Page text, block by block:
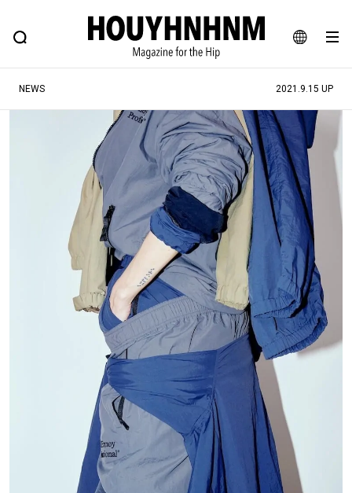
JA
EN
FEATURE BLOG SNAP
ヒップなファッション、カルチャー、ライフスタイルWEBマガジン
#SHOPPING ADDICT #憧れの逸品
#ESSENTIAL DESIGNS #古着サミット
#NEW VINTAGE #マイナーグッド図鑑
#路地裏てぃーん。 #MONTHLY JOURNAL
#GH 銘品の所以 #フイナムのYouTube
#Commune H #FOCUS IT #AH.H
#FASHION #MUSIC #MOVIE
#SNEAKER #OUTDOOR
#HANDSOME HANDBOOK
NEWS 2021.9.15 UP